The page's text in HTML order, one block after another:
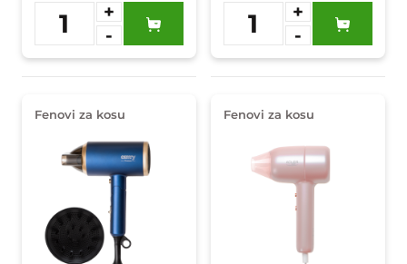
1
+
-
Dodaj u
omiljene
1
+
-
Dodaj u
omiljene
Fenovi za kosu Fenovi za kosu